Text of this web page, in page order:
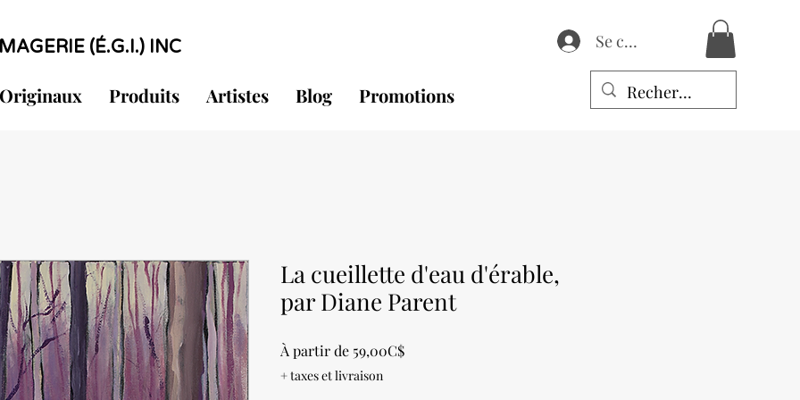
(É.G.I.) INC Se connecter
Originaux Produits Artistes Blog Promotions
La cueillette d'eau d'érable,
par Diane Parent
À partir de 59,00C$Prix
+ taxes et livraison